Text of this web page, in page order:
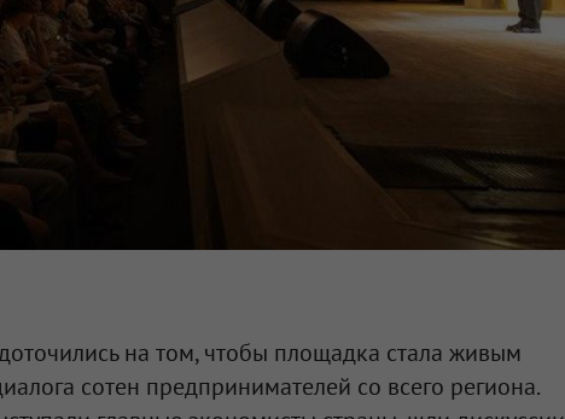
на том, чтобы площадка стала живым
сотен предпринимателей со всего региона.